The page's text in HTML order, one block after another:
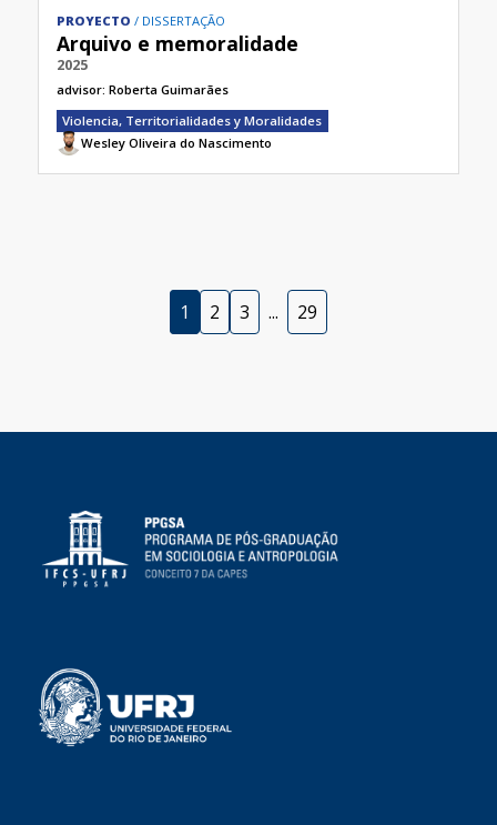
PROYECTO DISSERTAÇÃO
Arquivo e memoralidade
2025
advisor: Roberta Guimarães
Violencia, Territorialidades y Moralidades
Wesley Oliveira do Nascimento
1 2 3 ... 29